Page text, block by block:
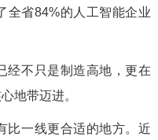
全省84%的人工智能企业
经不只是制造高地，更在
地带迈进。
比一线更合适的地方。近